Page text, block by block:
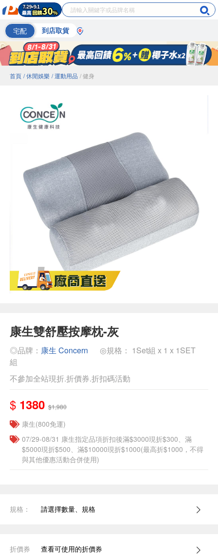
宅配 到店取貨
首頁 / 休閒娛樂 / 運動用品 / 健身
康生雙舒壓按摩枕-灰
◎品牌： 康生 Concern
◎規格： 1Set組 x 1 x 1SET
組
不參加全站現折.折價券.折扣碼活動
$ 1380 $1,980
康生(800免運)
07/29-08/31 康生指定品項折扣後滿$3000現折$300、滿
$5000現折$500、滿$10000現折$1000(最高折$1000，不得
與其他優惠活動合併使用)
規格： 請選擇數量、規格
折價券 查看可使用的折價券